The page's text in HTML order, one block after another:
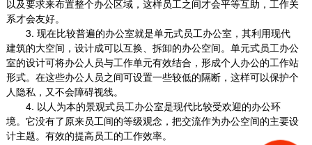
以及要求来布置整个办公区域，这样员工之间才会平等互助，工作关
系才会友好。
3. 现在比较普遍的办公室就是单元式员工办公室，其利用现代
建筑的大空间，设计成可以互换、拆卸的办公空间。单元式员工办公
室的设计可将办公人员与工作单元有效结合，形成个人办公的工作站
形式。在这些办公人员之间可设置一些较低的隔断，这样可以保护个
人隐私，又不会障碍视线。
4. 以人为本的景观式员工办公室是现代比较受欢迎的办公环
境。它没有了原来员工间的等级观念，把交流作为办公空间的主要设
计主题。有效的提高员工的工作效率。